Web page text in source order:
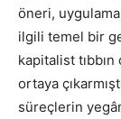
öneri,
ilgili temel bir
kapitalist
ortaya
süreçlerin